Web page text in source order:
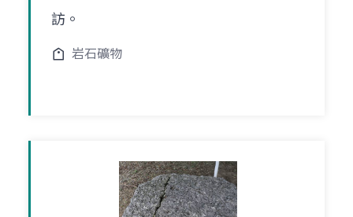
訪。
岩石礦物